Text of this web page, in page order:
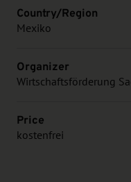
Country/Region
Mexiko
Organizer
Wirtschaftsförderung
Price
kostenfrei